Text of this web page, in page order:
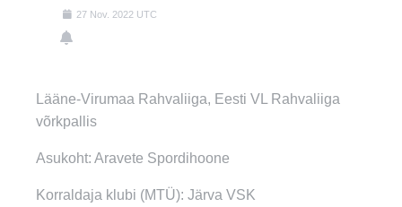
27 Nov. 2022 UTC
Lääne-Virumaa Rahvaliiga, Eesti VL Rahvaliiga
võrkpallis
Asukoht: Aravete Spordihoone
Korraldaja klubi (MTÜ): Järva VSK